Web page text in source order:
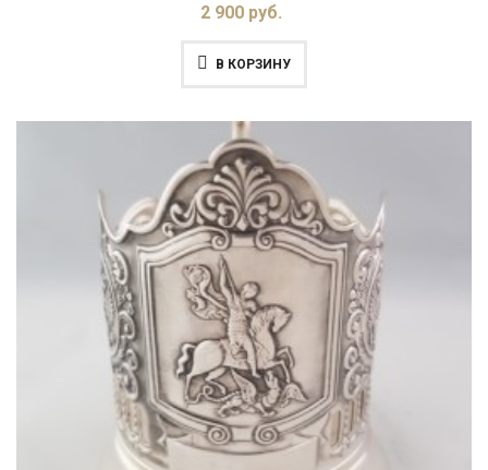
2 900 руб.
В КОРЗИНУ